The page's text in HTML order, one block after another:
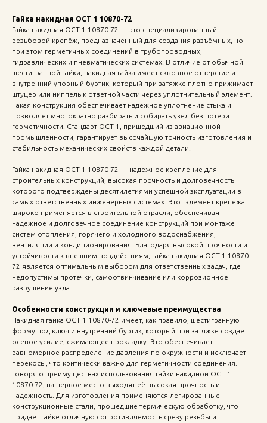
Гайка накидная ОСТ 1 10870-72
Гайка накидная ОСТ 1 10870-72 — это специализированный
резьбовой крепёж, предназначенный для создания разъёмных, но
при этом герметичных соединений в трубопроводных,
гидравлических и пневматических системах. В отличие от обычной
шестигранной гайки, накидная гайка имеет сквозное отверстие и
внутренний упорный буртик, который при затяжке плотно прижимает
штуцер или ниппель к ответной части через уплотнительный элемент.
Такая конструкция обеспечивает надёжное уплотнение стыка и
позволяет многократно разбирать и собирать узел без потери
герметичности. Стандарт ОСТ 1, пришедший из авиационной
промышленности, гарантирует высочайшую точность изготовления и
стабильность механических свойств каждой детали.
Гайка накидная ОСТ 1 10870-72 — надежное крепление для
строительных конструкций, высокая прочность и долговечность
которого подтверждены десятилетиями успешной эксплуатации в
самых ответственных инженерных системах. Этот элемент крепежа
широко применяется в строительной отрасли, обеспечивая
надежное и долговечное соединение конструкций при монтаже
систем отопления, горячего и холодного водоснабжения,
вентиляции и кондиционирования. Благодаря высокой прочности и
устойчивости к внешним воздействиям, гайка накидная ОСТ 1 10870-
72 является оптимальным выбором для ответственных задач, где
недопустимы протечки, самоотвинчивание или коррозионное
разрушение узла.
Особенности конструкции и ключевые преимущества
Накидная гайка ОСТ 1 10870-72 имеет, как правило, шестигранную
форму под ключ и внутренний буртик, который при затяжке создаёт
осевое усилие, сжимающее прокладку. Это обеспечивает
равномерное распределение давления по окружности и исключает
перекосы, что критически важно для герметичности соединения.
Говоря о преимуществах использования гайки накидной ОСТ 1
10870-72, на первое место выходят её высокая прочность и
надежность. Для изготовления применяются легированные
конструкционные стали, прошедшие термическую обработку, что
придаёт гайке отличную сопротивляемость срезу резьбы и